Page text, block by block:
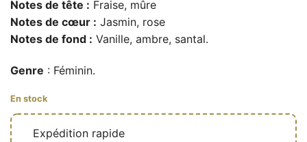
Notes de tête : Fraise, mûre
Notes de cœur : Jasmin, rose
Notes de fond : Vanille, ambre, santal.
Genre : Féminin.
En stock
Expédition rapide